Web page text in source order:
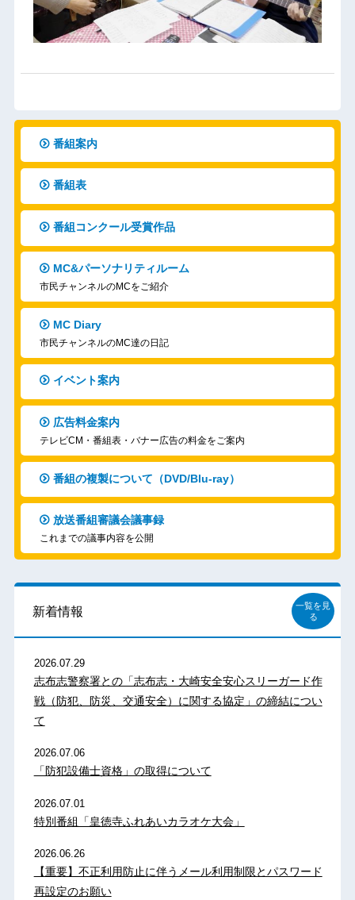
番組案内
番組表
番組コンクール受賞作品
MC&パーソナリティルーム
市民チャンネルのMCをご紹介
MC Diary
市民チャンネルのMC達の日記
イベント案内
広告料金案内
テレビCM・番組表・バナー広告の料金をご案内
番組の複製について（DVD/Blu-ray）
放送番組審議会議事録
これまでの議事内容を公開
新着情報
一覧を見
る
2026.07.29
志布志警察署との「志布志・大崎安全安心スリーガード作
戦（防犯、防災、交通安全）に関する協定」の締結につい
て
2026.07.06
「防犯設備士資格」の取得について
2026.07.01
特別番組「皇徳寺ふれあいカラオケ大会」
2026.06.26
【重要】不正利用防止に伴うメール利用制限とパスワード
再設定のお願い